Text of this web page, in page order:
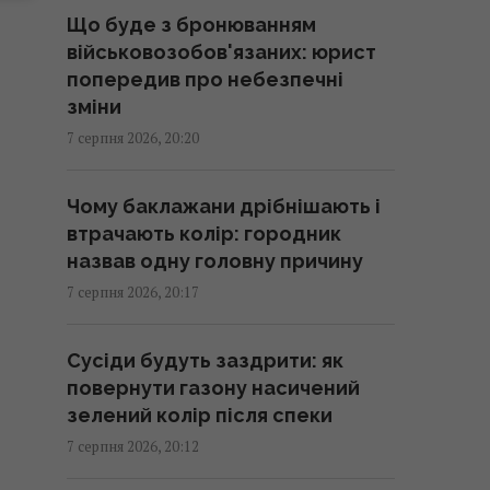
зовсім не платина
19:19 п'ятниця, 07 серпня 2026
До 10 годин спізнення: через
19:06 п'ятниця, 07 серпня 2026
Що дає сироватка з йодом для
томати
19:00 п'ятниця, 07 серпня 2026
Що буде з бронюванням
військовозобов'язаних: юрист
попередив про небезпечні
зміни
7 серпня 2026, 20:20
Чому баклажани дрібнішають і
втрачають колір: городник
назвав одну головну причину
7 серпня 2026, 20:17
Сусіди будуть заздрити: як
повернути газону насичений
зелений колір після спеки
7 серпня 2026, 20:12